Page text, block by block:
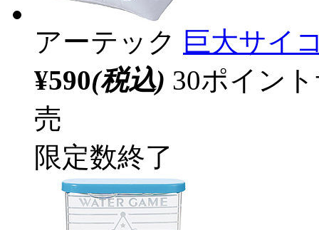
アーテック 巨大サイ
¥590(税込) 30ポイン
売
限定数終了